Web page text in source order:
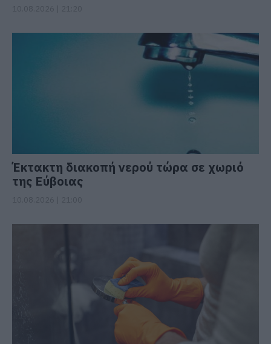
Έκτακτη διακοπή νερού τώρα σε χωριό
της Εύβοιας